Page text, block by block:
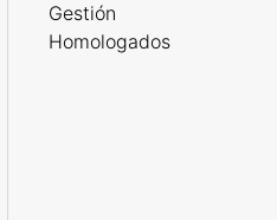
Gestión
Homologados